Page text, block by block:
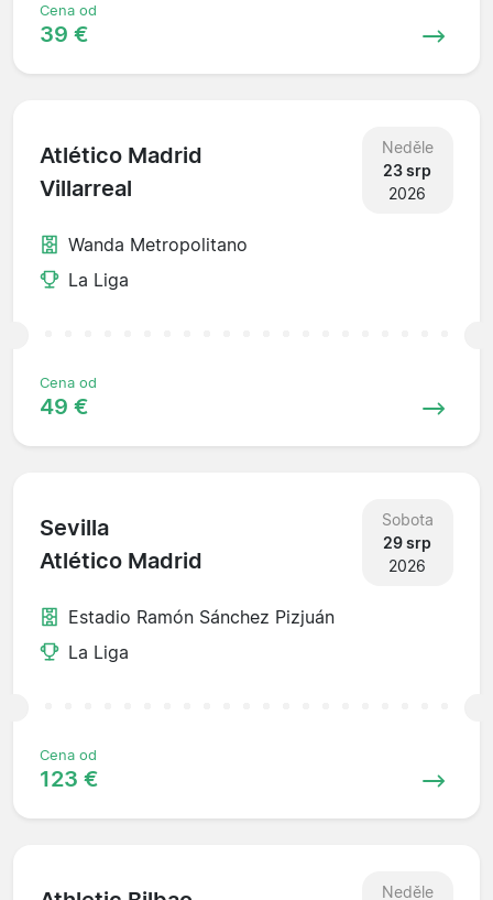
Cena od
39 €
Atlético Madrid
Villarreal
Neděle
23 srp
2026
Wanda Metropolitano
La Liga
Cena od
49 €
Sevilla
Atlético Madrid
Sobota
29 srp
2026
Estadio Ramón Sánchez Pizjuán
La Liga
Cena od
123 €
Neděle